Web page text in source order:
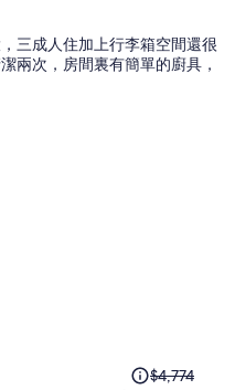
每
人
三成人住加上行李箱空間還很
兩次，房間裏有簡單的廚具，
原
$4,774